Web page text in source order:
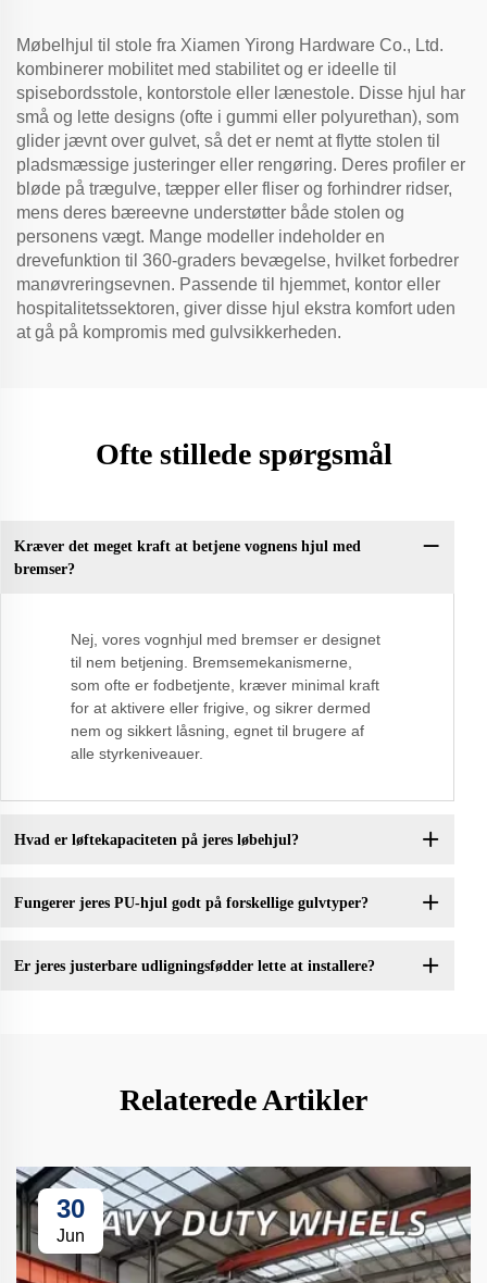
Møbelhjul til stole fra Xiamen Yirong Hardware Co., Ltd.
kombinerer mobilitet med stabilitet og er ideelle til
spisebordsstole, kontorstole eller lænestole. Disse hjul har
små og lette designs (ofte i gummi eller polyurethan), som
glider jævnt over gulvet, så det er nemt at flytte stolen til
pladsmæssige justeringer eller rengøring. Deres profiler er
bløde på trægulve, tæpper eller fliser og forhindrer ridser,
mens deres bæreevne understøtter både stolen og
personens vægt. Mange modeller indeholder en
drevefunktion til 360-graders bevægelse, hvilket forbedrer
manøvreringsevnen. Passende til hjemmet, kontor eller
hospitalitetssektoren, giver disse hjul ekstra komfort uden
at gå på kompromis med gulvsikkerheden.
Ofte stillede spørgsmål
Kræver det meget kraft at betjene vognens hjul med
bremser?
Nej, vores vognhjul med bremser er designet
til nem betjening. Bremsemekanismerne,
som ofte er fodbetjente, kræver minimal kraft
for at aktivere eller frigive, og sikrer dermed
nem og sikkert låsning, egnet til brugere af
alle styrkeniveauer.
Hvad er løftekapaciteten på jeres løbehjul?
Fungerer jeres PU-hjul godt på forskellige gulvtyper?
Er jeres justerbare udligningsfødder lette at installere?
Relaterede Artikler
30
Jun